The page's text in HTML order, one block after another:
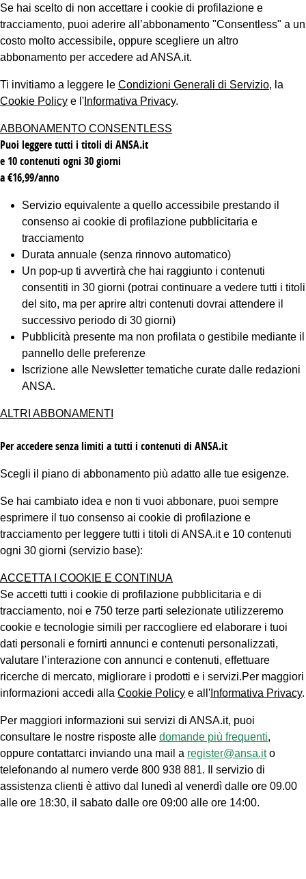
Se hai scelto di non accettare i cookie di profilazione e
tracciamento, puoi aderire all’abbonamento "Consentless" a un
costo molto accessibile, oppure scegliere un altro
abbonamento per accedere ad ANSA.it.
Ti invitiamo a leggere le Condizioni Generali di Servizio, la
Cookie Policy e l' Informativa Privacy.
ABBONAMENTO CONSENTLESS
Puoi leggere tutti i titoli di ANSA.it
e 10 contenuti ogni 30 giorni
a €16,99/anno
Servizio equivalente a quello accessibile prestando il
consenso ai cookie di profilazione pubblicitaria e
tracciamento
Durata annuale (senza rinnovo automatico)
Un pop-up ti avvertirà che hai raggiunto i contenuti
consentiti in 30 giorni (potrai continuare a vedere tutti i titoli
del sito, ma per aprire altri contenuti dovrai attendere il
successivo periodo di 30 giorni)
Pubblicità presente ma non profilata o gestibile mediante il
pannello delle preferenze
Iscrizione alle Newsletter tematiche curate dalle redazioni
ANSA.
ALTRI ABBONAMENTI
Per accedere senza limiti a tutti i contenuti di ANSA.it
Scegli il piano di abbonamento più adatto alle tue esigenze.
Se hai cambiato idea e non ti vuoi abbonare, puoi sempre
esprimere il tuo consenso ai cookie di profilazione e
tracciamento per leggere tutti i titoli di ANSA.it e 10 contenuti
ogni 30 giorni (servizio base):
ACCETTA I COOKIE E CONTINUA
Se accetti tutti i cookie di profilazione pubblicitaria e di
tracciamento, noi e 750 terze parti selezionate utilizzeremo
cookie e tecnologie simili per raccogliere ed elaborare i tuoi
dati personali e fornirti annunci e contenuti personalizzati,
valutare l’interazione con annunci e contenuti, effettuare
ricerche di mercato, migliorare i prodotti e i servizi.Per maggiori
informazioni accedi alla Cookie Policy e all' Informativa Privacy.
Per maggiori informazioni sui servizi di ANSA.it, puoi
consultare le nostre risposte alle domande più frequenti,
oppure contattarci inviando una mail a register@ansa.ito
telefonando al numero verde 800 938 881. Il servizio di
assistenza clienti è attivo dal lunedì al venerdì dalle ore 09.00
alle ore 18:30, il sabato dalle ore 09:00 alle ore 14:00.